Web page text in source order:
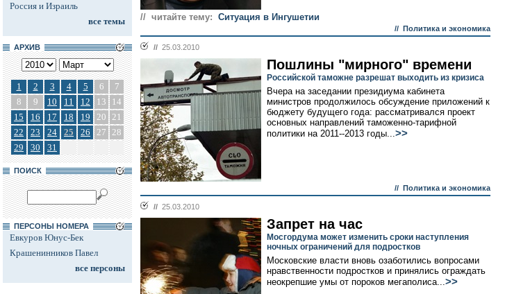
Россия и Израиль
все темы
АРХИВ
1 2 3 4 5 6
7
8
9 10 11 12 13
14
15
16 17 18 19 20 21
22
23 24 25 26 27 28
29
30 31
ПОИСК
ПЕРСОНЫ НОМЕРА
Евкуров Юнус-Бек
Крашенинников Павел
все персоны
// читайте тему: Ситуация в Ингушетии
// Политика и экономика
// 25.03.2010
Пошлины "мирного" времени
Российской таможне разрешат выходить из кризиса
Вчера на заседании президиума кабинета
министров продолжилось обсуждение приложений к
бюджету будущего года: рассматривался проект
основных направлений таможенно-тарифной
политики на 2011--2013 годы...>>
// Политика и экономика
// 25.03.2010
Запрет на час
Мосгордума может изменить сроки наступления
ночных ограничений для подростков
Московские власти вновь озаботились вопросами
нравственности подростков и принялись ограждать
неокрепшие умы от пороков мегаполиса...>>